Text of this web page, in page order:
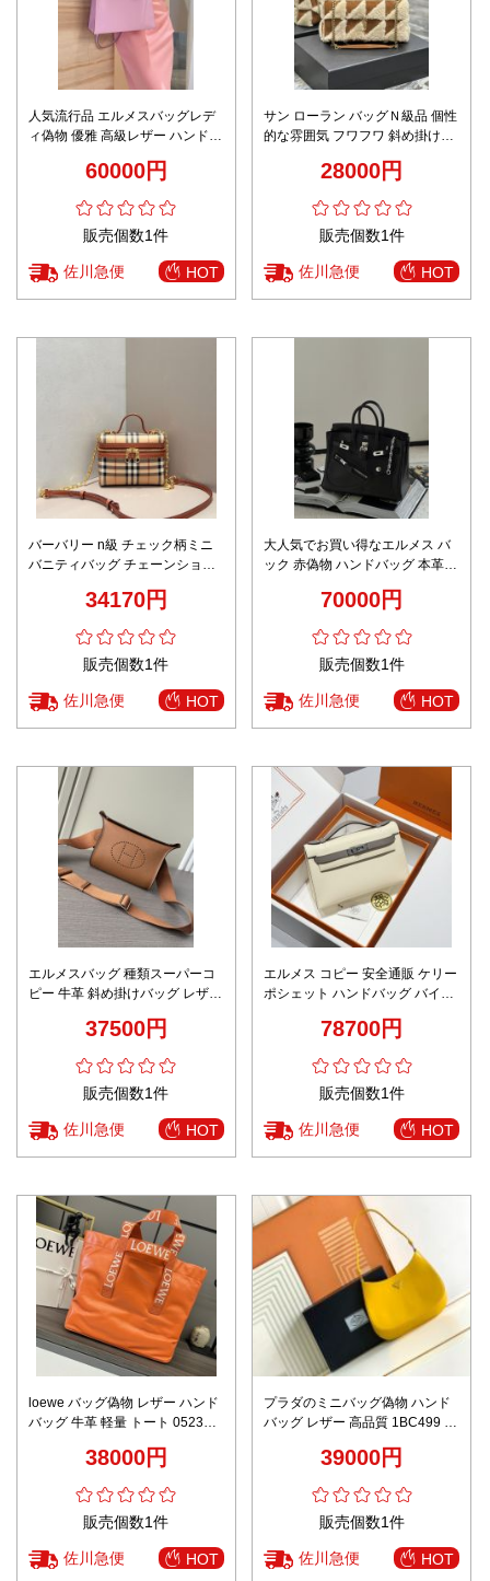
人気流行品 エルメスバッグレデ
ィ偽物 優雅 高級レザー ハンドバ
60000円
販売個数1件
佐川急便 HOT
サン ローラン バッグＮ級品 個性
的な雰囲気 フワフワ 斜め掛けバ
ン ブラウン28000円
販売個数1件
佐川急便 HOT
バーバリー n級 チェック柄ミニ
バニティバッグ チェーンショル
34170円
販売個数1件
佐川急便 HOT
大人気でお買い得なエルメス バ
ック 赤偽物 ハンドバッグ 本革
70000円
販売個数1件
佐川急便 HOT
エルメスバッグ 種類スーパーコ
ピー 牛革 斜め掛けバッグ レザー
37500円
販売個数1件
佐川急便 HOT
エルメス コピー 安全通販 ケリー
ポシェット ハンドバッグ バイカ
ィテール 高級感仕上げ
78700円
販売個数1件
佐川急便 HOT
loewe バッグ偽物 レザー ハンド
バッグ 牛革 軽量 トート 052301
38000円
販売個数1件
佐川急便 HOT
プラダのミニバッグ偽物 ハンド
バッグ レザー 高品質 1BC499 フ
39000円
販売個数1件
佐川急便 HOT